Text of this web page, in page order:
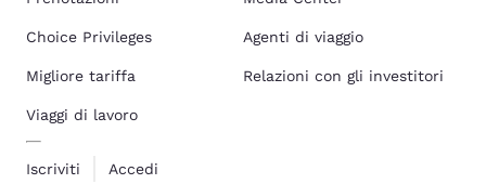
Choice Privileges
Migliore tariffa
Viaggi di lavoro
Iscriviti Accedi
Agenti di viaggio
Relazioni con gli investitori